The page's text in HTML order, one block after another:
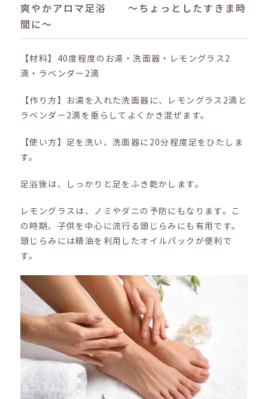
爽やかアロマ足浴 ～ちょっとしたすきま時
間に～
【材料】40度程度のお湯・洗面器・レモングラス2
滴・ラベンダー2滴
【作り方】お湯を入れた洗面器に、レモングラス2滴と
ラベンダー2滴を垂らしてよくかき混ぜます。
【使い方】足を洗い、洗面器に20分程度足をひたしま
す。
足浴後は、しっかりと足をふき乾かします。
レモングラスは、ノミやダニの予防にもなります。こ
の時期、子供を中心に流行る頭じらみにも有用です。
頭じらみには精油を利用したオイルパックが便利で
す。